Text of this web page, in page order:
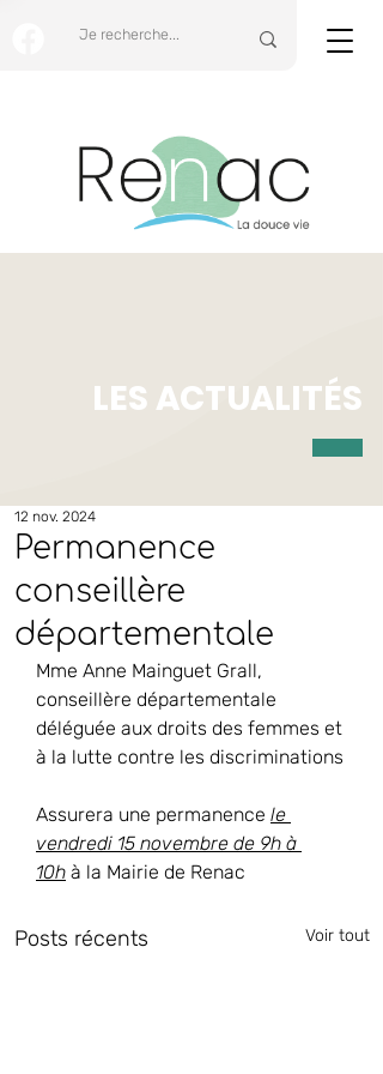
LES ACTUALITÉS
Permanence
conseillère
départementale
12 nov. 2024
Mme Anne Mainguet Grall,
conseillère départementale
déléguée aux droits des femmes et
à la lutte contre les discriminations
Assurera une permanence le
vendredi 15 novembre de 9h à
10h à la Mairie de Renac
Posts récents Voir tout